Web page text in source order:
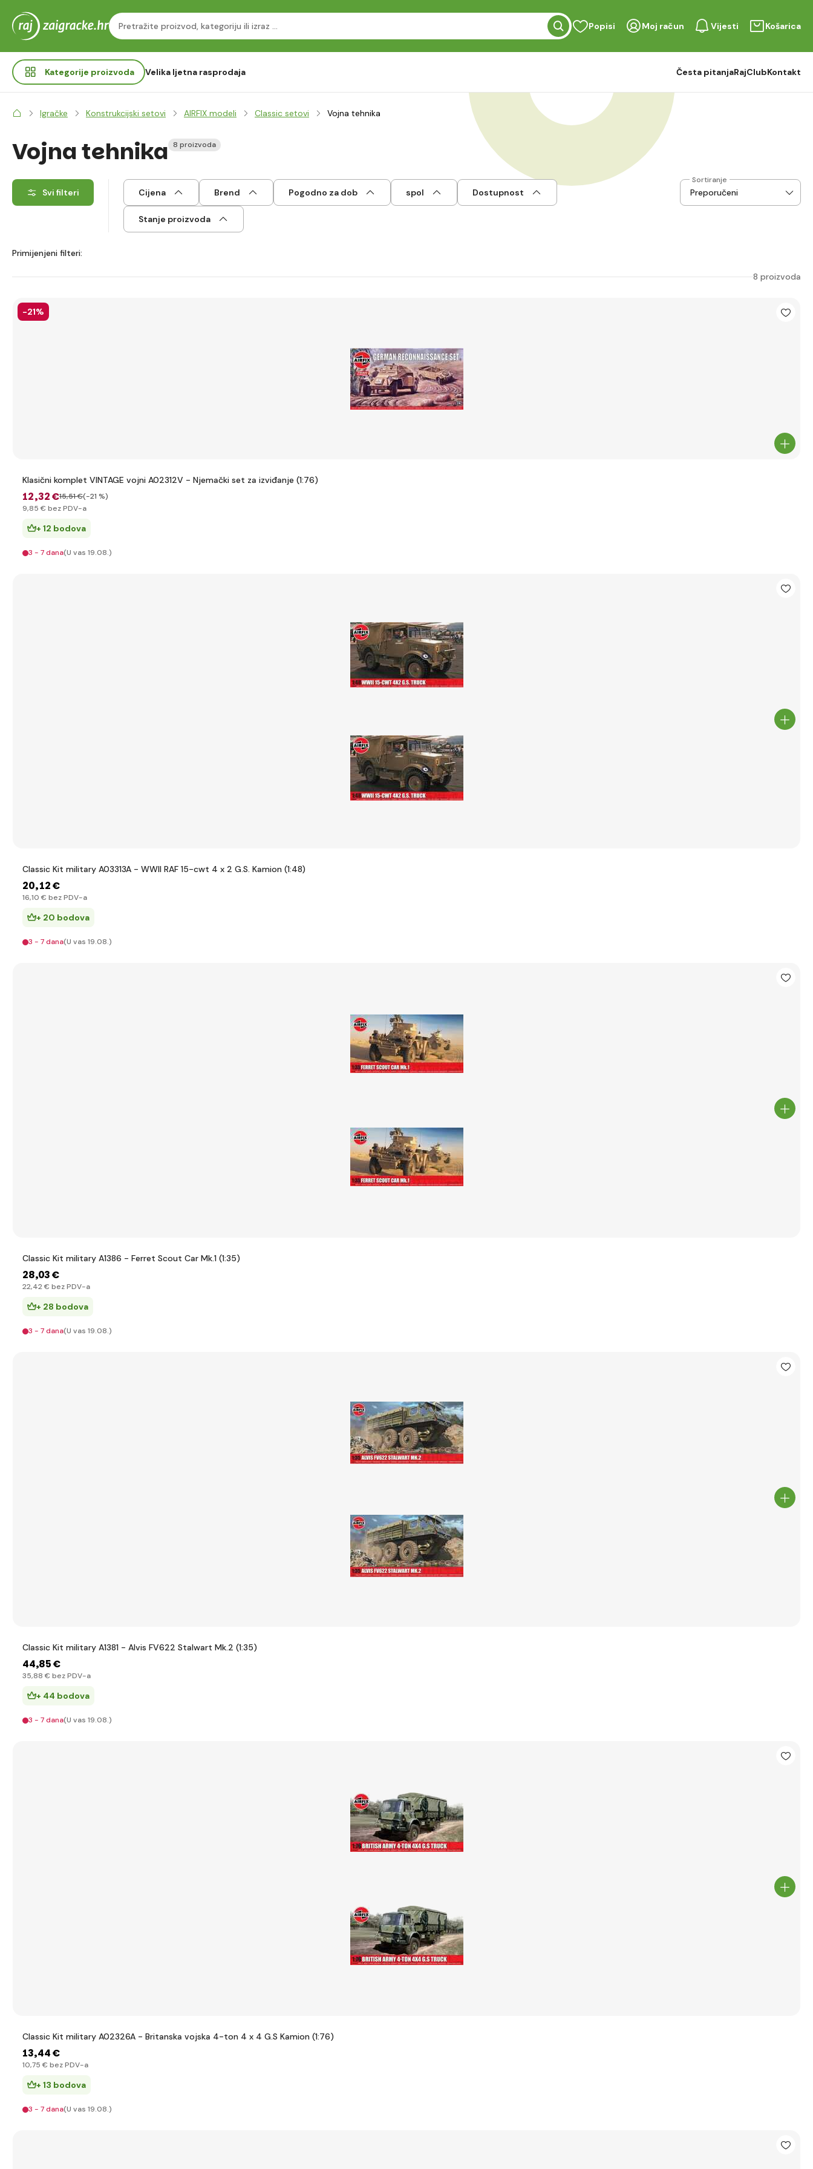
Popisi Moj račun Vijesti Košarica
Kategorije proizvoda Velika ljetna rasprodaja Česta pitanjaRajClubKontakt
Igračke Konstrukcijski setovi AIRFIX modeli Classic setovi Vojna tehnika
Vojna tehnika 8 proizvoda
Svi filteri Cijena Brend Pogodno za dob spol Dostupnost
Stanje proizvoda
Sortiranje
Primijenjeni filteri:
8 proizvoda
-21%
Klasični komplet VINTAGE vojni A02312V - Njemački set za izviđanje (1:76)
12,32 €15,51 €(-21 %)
9,85 € bez PDV-a
+ 12 bodova
3 - 7 dana(U vas 19.08.)
Classic Kit military A03313A - WWII RAF 15-cwt 4 x 2 G.S. Kamion (1:48)
20,12 €
16,10 € bez PDV-a
+ 20 bodova
3 - 7 dana(U vas 19.08.)
Classic Kit military A1386 - Ferret Scout Car Mk.1 (1:35)
28,03 €
22,42 € bez PDV-a
+ 28 bodova
3 - 7 dana(U vas 19.08.)
Classic Kit military A1381 - Alvis FV622 Stalwart Mk.2 (1:35)
44,85 €
35,88 € bez PDV-a
+ 44 bodova
3 - 7 dana(U vas 19.08.)
Classic Kit military A02326A - Britanska vojska 4-ton 4 x 4 G.S Kamion (1:76)
13,44 €
10,75 € bez PDV-a
+ 13 bodova
3 - 7 dana(U vas 19.08.)